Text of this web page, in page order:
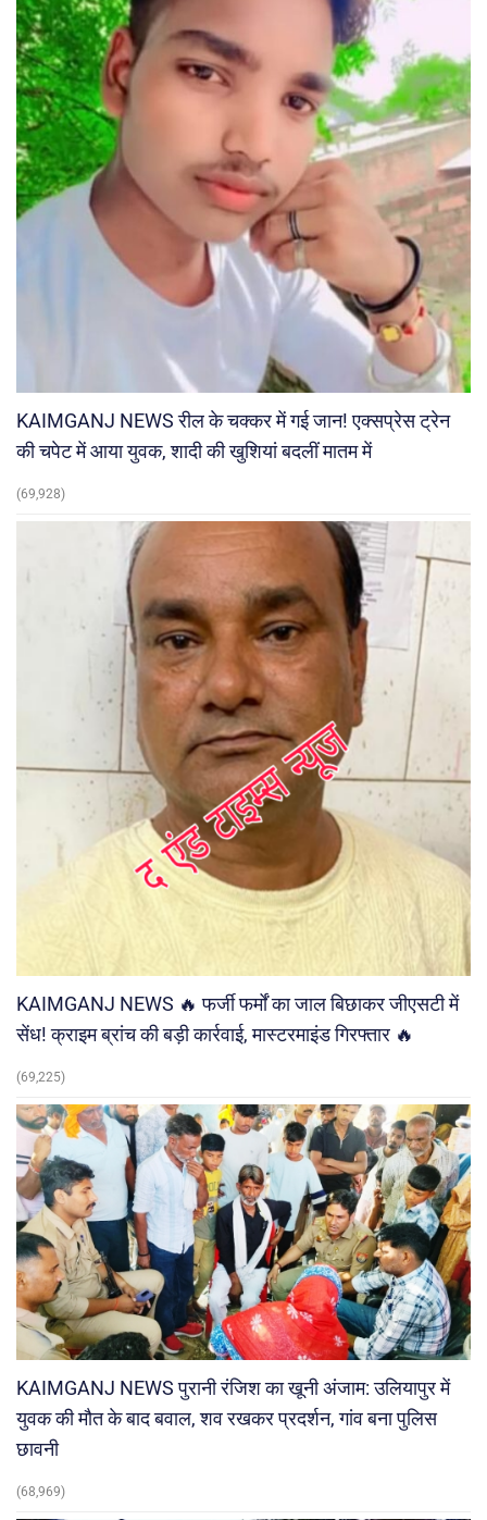
KAIMGANJ NEWS रील के चक्कर में गई जान! एक्सप्रेस ट्रेन
की चपेट में आया युवक, शादी की खुशियां बदलीं मातम में
(69,928)
KAIMGANJ NEWS 🔥 फर्जी फर्मों का जाल बिछाकर जीएसटी में
सेंध! क्राइम ब्रांच की बड़ी कार्रवाई, मास्टरमाइंड गिरफ्तार 🔥
(69,225)
KAIMGANJ NEWS पुरानी रंजिश का खूनी अंजाम: उलियापुर में
युवक की मौत के बाद बवाल, शव रखकर प्रदर्शन, गांव बना पुलिस
छावनी
(68,969)